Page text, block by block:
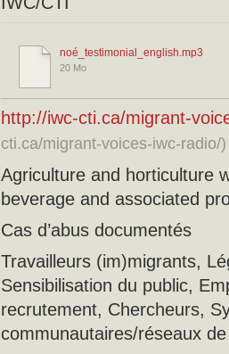
noé_testimonial_english.mp3
20 Mo
http://iwc-cti.ca/migrant-
cti.ca/migrant-voices-iwc-radio/)
Agriculture and horticulture
beverage and associated
Cas d’abus documentés
Travailleurs (im)migrants,
Sensibilisation du public,
recrutement, Chercheurs,
communautaires/réseaux